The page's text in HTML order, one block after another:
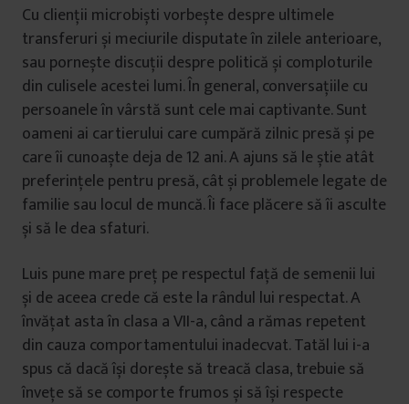
Cu clienții microbiști vorbește despre ultimele
transferuri și meciurile disputate în zilele anterioare,
sau pornește discuții despre politică și comploturile
din culisele acestei lumi. În general, conversațiile cu
persoanele în vârstă sunt cele mai captivante. Sunt
oameni ai cartierului care cumpără zilnic presă și pe
care îi cunoaște deja de 12 ani. A ajuns să le știe atât
preferințele pentru presă, cât și problemele legate de
familie sau locul de muncă. Îi face plăcere să îi asculte
și să le dea sfaturi.
Luis pune mare preț pe respectul față de semenii lui
și de aceea crede că este la rândul lui respectat. A
învățat asta în clasa a VII-a, când a rămas repetent
din cauza comportamentului inadecvat. Tatăl lui i-a
spus că dacă își dorește să treacă clasa, trebuie să
învețe să se comporte frumos și să își respecte